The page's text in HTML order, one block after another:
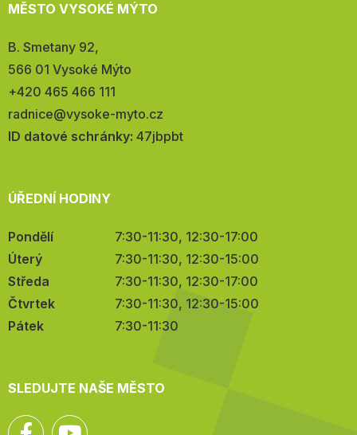
MĚSTO VYSOKÉ MÝTO
Adresa:
B. Smetany 92,
566 01 Vysoké Mýto
Telefon:
+420 465 466 111
E-
mail:
radnice@vysoke-myto.cz
ID datové schránky: 47jbpbt
ÚŘEDNÍ HODINY
Pondělí
7:30-11:30, 12:30-17:00
Úterý
7:30-11:30, 12:30-15:00
Středa
7:30-11:30, 12:30-17:00
Čtvrtek
7:30-11:30, 12:30-15:00
Pátek
7:30-11:30
SLEDUJTE NAŠE MĚSTO